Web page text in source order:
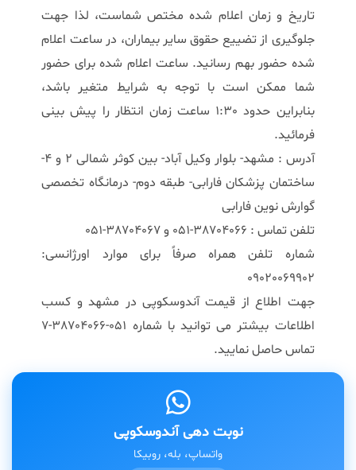
تاریخ و زمان اعلام شده مختص شماست، لذا جهت
جلوگیری از تضییع حقوق سایر بیماران، در ساعت اعلام
شده حضور بهم رسانید. ساعت اعلام شده برای حضور
شما ممکن است با توجه به شرایط متغیر باشد،
بنابراین حدود 1:30 ساعت زمان انتظار را پیش بینی
فرمائید.
آدرس : مشهد- بلوار وکیل آباد- بین کوثر شمالی 2 و 4-
ساختمان پزشکان فارابی- طبقه دوم- درمانگاه تخصصی
گوارش نوین فارابی
تلفن تماس : 38704066-051 و 38704067-051
شماره تلفن همراه صرفاً برای موارد اورژانسی:
09020069902
جهت اطلاع از قیمت آندوسکوپی در مشهد و کسب
اطلاعات بیشتر می توانید با شماره 051-38704066-7
تماس حاصل نمایید.
نوبت دهی آندوسکوپی
واتساپ، بله، روبیکا